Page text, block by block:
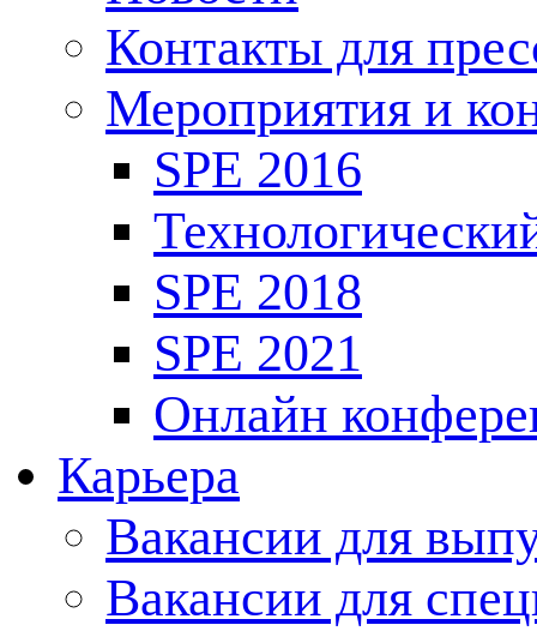
Контакты для
Мероприятия и
SPE 2016
SPE 2018
SPE 2021
Онлайн
Карьера
Вакансии для
Вакансии для